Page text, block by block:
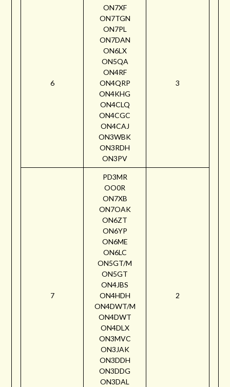
6
ON7XF
ON7TGN
ON7PL
ON7DAN
ON6LX
ON5QA
ON4RF
ON4QRP
ON4KHG
ON4CLQ
ON4CGC
ON4CAJ
ON3WBK
ON3RDH
ON3PV
3
7
PD3MR
OO0R
ON7XB
ON7OAK
ON6ZT
ON6YP
ON6ME
ON6LC
ON5GT/M
ON5GT
ON4JBS
ON4HDH
ON4DWT/M
ON4DWT
ON4DLX
ON3MVC
ON3JAK
ON3DDH
ON3DDG
ON3DAL
2